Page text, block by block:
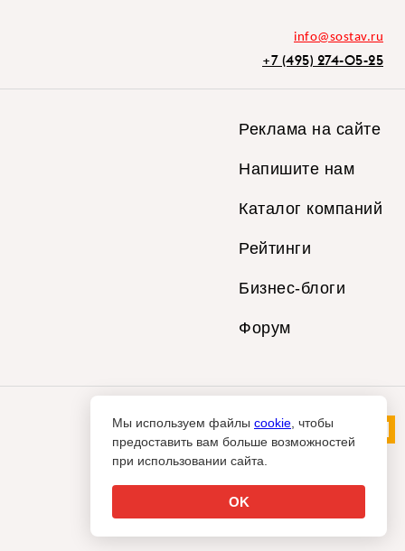
info@sostav.ru
+7 (495) 274-05-25
Реклама на сайте
Напишите нам
Каталог компаний
Рейтинги
Бизнес-блоги
Форум
Мы используем файлы cookie , чтобы
предоставить вам больше возможностей
при использовании сайта.
OK